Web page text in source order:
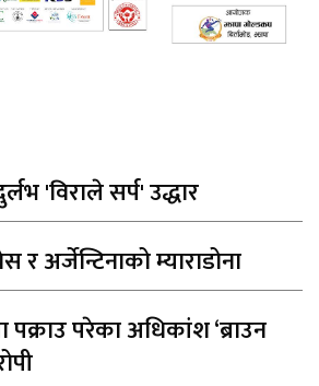
'विराले सर्प' उद्धार
र अर्जेन्टिनाको म्याराडोना
परेका अधिकांश ‘ब्राउन